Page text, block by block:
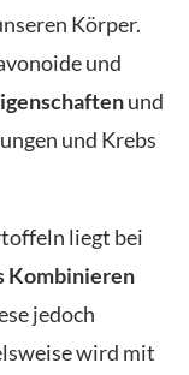
Körper.
und
und
und Krebs
liegt bei
Kombinieren
jedoch
wird mit